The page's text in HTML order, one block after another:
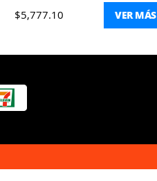
$5,777.10 VER MÁS